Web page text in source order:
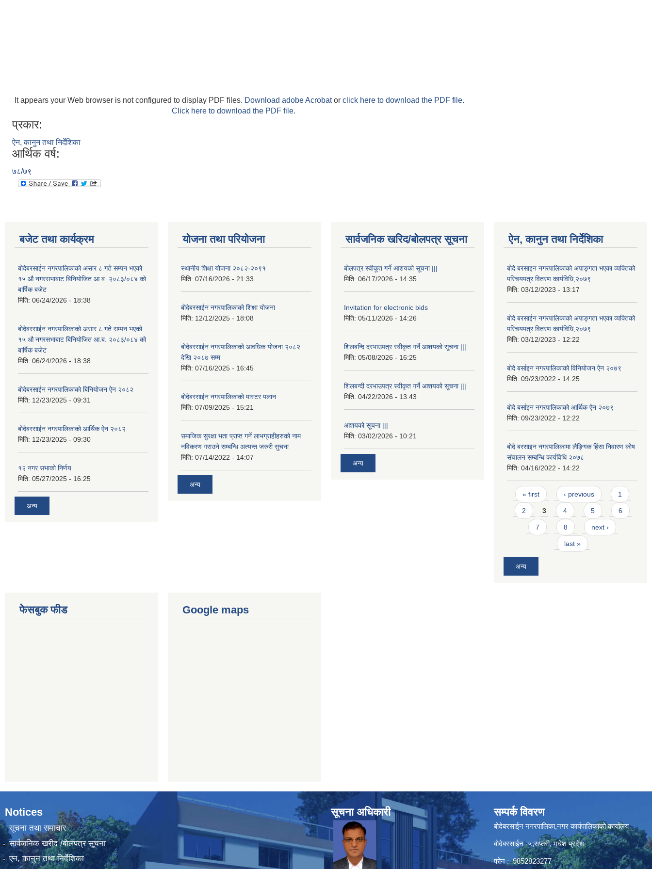
It appears your Web browser is not configured to display PDF files. Download adobe Acrobator click here to download the PDF file.
Click here to download the PDF file.
प्रकार:
ऐन, कानुन तथा निर्देशिका
आर्थिक वर्ष:
७८/७९
बजेट तथा कार्यक्रम
बोदेबरसाईन नगरपालिकाको असार ८ गते सम्पन भएको
१५ ‍‍‍औ नगरसभाबाट बिनियोजित आ.ब. २०८३/०८४ को
बार्षिक बजेट
मिति: 06/24/2026 - 18:38
बोदेबरसाईन नगरपालिकाको असार ८ गते सम्पन भएको
१५ ‍‍‍औ नगरसभाबाट बिनियोजित आ.ब. २०८३/०८४ को
बार्षिक बजेट
मिति: 06/24/2026 - 18:38
बोदेबरसाईन नगरपालिकाको बिनियोजन ऐन २०८२
मिति: 12/23/2025 - 09:31
बोदेबरसाईन नगरपालिकाको आर्थिक ऐन २०८२
मिति: 12/23/2025 - 09:30
१२ नगर सभाको निर्णय
मिति: 05/27/2025 - 16:25
अन्य
योजना तथा परियोजना
स्थानीय शिक्षा योजना २०८२-२०९१
मिति: 07/16/2026 - 21:33
बोदेबरसाईन नगरपालिकाको शिक्षा योजना
मिति: 12/12/2025 - 18:08
बोदेबरसाईन नगरपालिकाको आवधिक योजना २०८२
देखि २०८७ सम्म
मिति: 07/16/2025 - 16:45
बोदेबरसाईन नगरपालिकाको मास्टर पलान
मिति: 07/09/2025 - 15:21
समाजिक सुरक्षा भता प्राप्त गर्ने लाभग्राहीहरुको नाम
नविकरण गराउने सम्बन्धि अत्यन्त जरुरी सुचना
मिति: 07/14/2022 - 14:07
अन्य
सार्वजनिक खरिद/बोलपत्र सूचना
बोलपत्र स्वीकूत गर्ने आशयको सूचना |||
मिति: 06/17/2026 - 14:35
Invitation for electronic bids
मिति: 05/11/2026 - 14:26
शिलबन्दि दरभाउपत्र स्वीकृत गर्ने आशयको सूचना |||
मिति: 05/08/2026 - 16:25
शिलबन्दी दरभाउपत्र स्वीकृत गर्ने आशयको सूचना |||
मिति: 04/22/2026 - 13:43
आशयको सूचना |||
मिति: 03/02/2026 - 10:21
अन्य
ऐन, कानुन तथा निर्देशिका
बोदे बरसाइन नगरपालिकाको अपाङ्गता भएका व्यक्तिको
परिचयपत्र वितरण कार्यविधि,२०७९
मिति: 03/12/2023 - 13:17
बोदे बरसाईन नगरपालिकाको अपाङ्गता भएका व्यक्तिको
परिचयपत्र वितरण कार्यविधि,२०७९
मिति: 03/12/2023 - 12:22
बाेदे बर्साइन नगरपालिकाको विनियोजन ऐन २०७९
मिति: 09/23/2022 - 14:25
बाेदे बर्साइन नगरपालिकाको आर्थिक ऐन २०७९
मिति: 09/23/2022 - 12:22
बोदे बरसाइन नगरपालिकामा लैङ्गिक हिंसा निवारण कोष
संचालन सम्बन्धि कार्यविधि २०७८
मिति: 04/16/2022 - 14:22
Pages
« first ‹ previous 1
2 3 4 5 6
7 8 next ›
last »
अन्य
फेसबुक फीड Google maps
Notices
सूचना तथा समाचार
सार्वजनिक खरीद /बोलपत्र सूचना
एन, कानुन तथा निर्देशिका
सूचना अधिकारी सम्पर्क विवरण
बोदेबरसाईन नगरपालिका,नगर कार्यपालिकाको कार्यालय
बोदेबरसाईन -५,सप्तरी, मधेश प्रदेश
फोन : 9852823277